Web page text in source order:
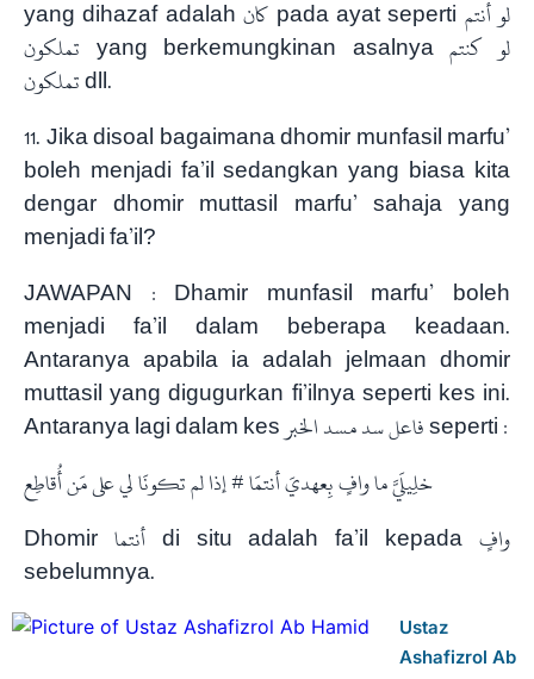
yang dihazaf adalah كان pada ayat seperti لو أنتم
تملكون yang berkemungkinan asalnya لو كنتم
تملكون dll.
11. Jika disoal bagaimana dhomir munfasil marfu’
boleh menjadi fa’il sedangkan yang biasa kita
dengar dhomir muttasil marfu’ sahaja yang
menjadi fa’il?
JAWAPAN : Dhamir munfasil marfu’ boleh
menjadi fa’il dalam beberapa keadaan.
Antaranya apabila ia adalah jelmaan dhomir
muttasil yang digugurkan fi’ilnya seperti kes ini.
Antaranya lagi dalam kes فاعل سد مسد الخبر seperti :
خلِيلَيَّ ما وافٍ بِعهديَ أنتمَا # إذا لم تكونَا لي على مَن أُقاطِع
Dhomir أنتما di situ adalah fa’il kepada وافٍ
sebelumnya.
Ustaz
Ashafizrol Ab